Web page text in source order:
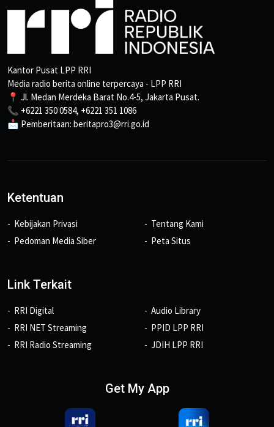
Kantor Pusat LPP RRI
Media radio berita online terpercaya - LPP RRI
📍 Jl. Medan Merdeka Barat No.4-5, Jakarta Pusat.
📞 +6221 350 0584, +6221 351 1086
📩 Pemberitaan: beritapro3@rri.go.id
Ketentuan
Kebijakan Privasi
Pedoman Media Siber
Tentang Kami
Peta Situs
Link Terkait
RRI Digital
RRI NET Streaming
RRI Radio Streaming
Audio Library
PPID LPP RRI
JDIH LPP RRI
Get My App